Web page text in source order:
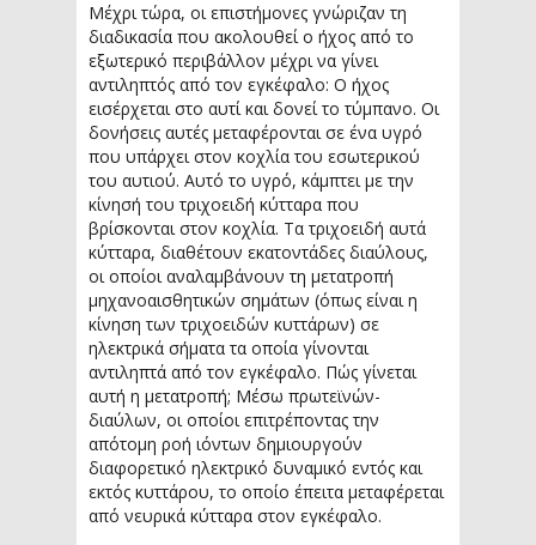
Μέχρι τώρα, οι επιστήμονες γνώριζαν τη
διαδικασία που ακολουθεί ο ήχος από το
εξωτερικό περιβάλλον μέχρι να γίνει
αντιληπτός από τον εγκέφαλο: Ο ήχος
εισέρχεται στο αυτί και δονεί το τύμπανο. Οι
δονήσεις αυτές μεταφέρονται σε ένα υγρό
που υπάρχει στον κοχλία του εσωτερικού
του αυτιού. Αυτό το υγρό, κάμπτει με την
κίνησή του τριχοειδή κύτταρα που
βρίσκονται στον κοχλία. Τα τριχοειδή αυτά
κύτταρα, διαθέτουν εκατοντάδες διαύλους,
οι οποίοι αναλαμβάνουν τη μετατροπή
μηχανοαισθητικών σημάτων (όπως είναι η
κίνηση των τριχοειδών κυττάρων) σε
ηλεκτρικά σήματα τα οποία γίνονται
αντιληπτά από τον εγκέφαλο. Πώς γίνεται
αυτή η μετατροπή; Μέσω πρωτεϊνών-
διαύλων, οι οποίοι επιτρέποντας την
απότομη ροή ιόντων δημιουργούν
διαφορετικό ηλεκτρικό δυναμικό εντός και
εκτός κυττάρου, το οποίο έπειτα μεταφέρεται
από νευρικά κύτταρα στον εγκέφαλο.